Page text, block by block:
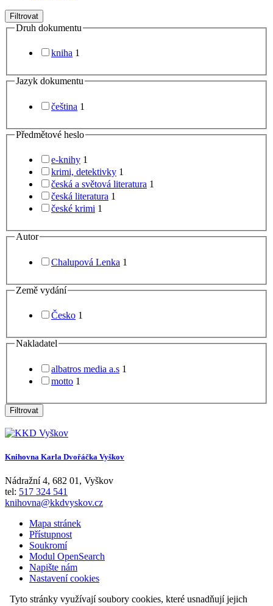
Filtrovat
Druh dokumentu
kniha 1
Jazyk dokumentu
čeština 1
Předmětové heslo
e-knihy 1
krimi, detektivky 1
česká a světová literatura 1
česká literatura 1
české krimi 1
Autor
Chalupová Lenka 1
Země vydání
Česko 1
Nakladatel
albatros media a.s 1
motto 1
Filtrovat
Knihovna Karla Dvořáčka Vyškov
Nádražní 4, 682 01, Vyškov
tel: 517 324 541
knihovna@kkdvyskov.cz
Mapa stránek
Přístupnost
Soukromí
Modul OpenSearch
Napište nám
Nastavení cookies
Tyto stránky využívají soubory cookies, které usnadňují jejich